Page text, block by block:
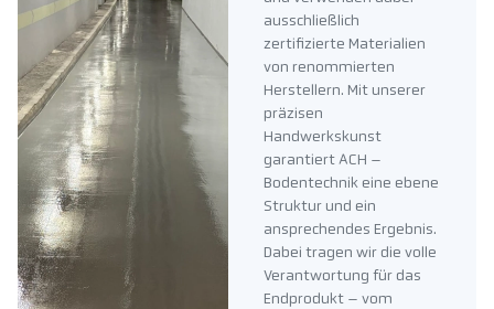
ausschließlich
zertifizierte Materialien
von renommierten
Herstellern. Mit unserer
präzisen
Handwerkskunst
garantiert ACH –
Bodentechnik eine ebene
Struktur und ein
ansprechendes Ergebnis.
Dabei tragen wir die volle
Verantwortung für das
Endprodukt – vom